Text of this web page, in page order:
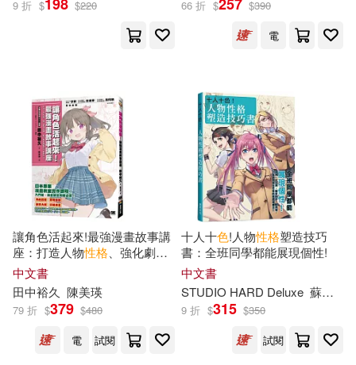
紺子ゆきめ(73)
太宰治(71)
（英）斯威夫特(71)
末永萌乃(70) （德）格林(70)
三嶋与夢(69) 山口悟(69)
崔鍾雷(69) ぱららん(68)
中國環境科學出版社(447)
國防工業出版社(426)
SONY MUSIC(421)
南京大學出版社(418)
北京理工大學出版社(411)
商周出版(411)
9 折 $ $220 66 折 $ $390
電
讓角色活起來!最強漫畫故事講
座：打造人物性格 、強化劇情
架構，新手都能駕馭的不敗創
作法!
中文書
田中裕久 陳美瑛
79 折 $379 $480
電
試閱
十人十色!人物性格塑造技巧
書：全班同學都能展現個性!
中文書
STUDIO HARD Deluxe 蘇聖翔
9 折 $315 $350
試閱